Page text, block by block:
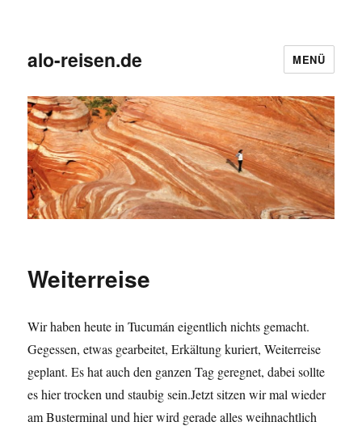
alo-reisen.de MENÜ
Weiterreise
Wir haben heute in Tucumán eigentlich nichts gemacht.
Gegessen, etwas gearbeitet, Erkältung kuriert, Weiterreise
geplant. Es hat auch den ganzen Tag geregnet, dabei sollte
es hier trocken und staubig sein.Jetzt sitzen wir mal wieder
am Busterminal und hier wird gerade alles weihnachtlich